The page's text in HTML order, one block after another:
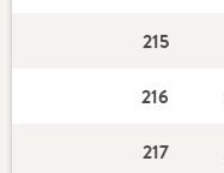
215
216
217